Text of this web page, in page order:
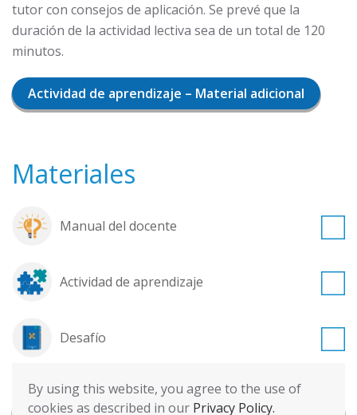
tutor con consejos de aplicación. Se prevé que la
duración de la actividad lectiva sea de un total de 120
minutos.
Actividad de aprendizaje – Material adicional
Materiales
Manual del docente
Actividad de aprendizaje
Desafío
Volver a Lección de Aprendizjae - Avanzado (9-
By using this website, you agree to the use of
cookies as described in our Privacy Policy.